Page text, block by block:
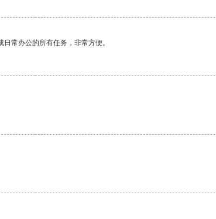
常办公的所有任务，非常方便。